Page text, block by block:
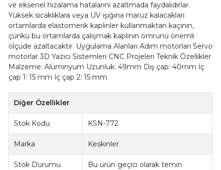
ve eksenel hizalama hatalarını azaltmada faydalıdırlar.
Yüksek sıcaklıklara veya UV ışığına maruz kalacakları
ortamlarda elastomerik kaplinler kullanmaktan kaçının,
çünkü bu ortamlarda çalışmak kaplinin ömrünü önemli
ölçüde azaltacaktır. Uygulama Alanları Adım motorları Servo
motorlar 3D Yazıcı Sistemleri CNC Projeleri Teknik Özellikler
Malzeme: Alüminyum Uzunluk: 49mm Dış çap: 40mm İç
çap 1: 15 mm İç çap 2: 15 mm
Diğer Özellikler
Stok Kodu KSN-772
Marka Keskinler
Stok Durumu
Bu ürün geçici olarak temin